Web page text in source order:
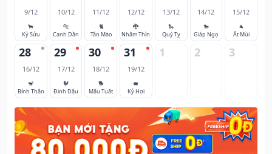
9/12
🐂
Kỷ Sửu
10/12
🐅
Canh Dần
11/12
🐈
Tân Mão
12/12
🐉
Nhâm Thìn
13/12
🐍
Quý Tỵ
14/12
🐎
Giáp Ngọ
15/12
🐐
Ất Mùi
28
16/12
🐒
Bính Thân
29
17/12
🐓
Đinh Dậu
30
18/12
🐕
Mậu Tuất
31
19/12
🐖
Kỷ Hợi
1 2 3